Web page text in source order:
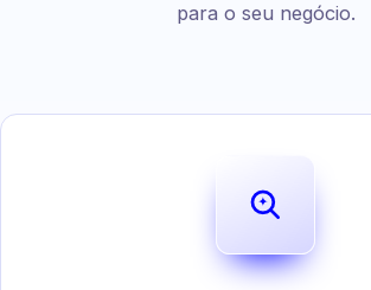
para o seu negócio.